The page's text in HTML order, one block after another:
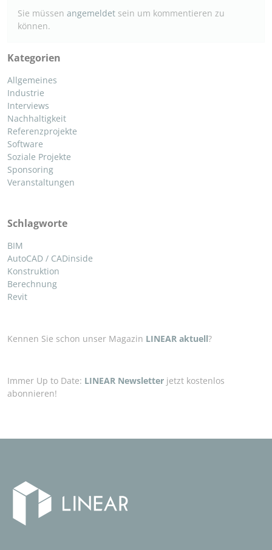
Sie müssen angemeldet sein um kommentieren zu
können.
Kategorien
Allgemeines
Industrie
Interviews
Nachhaltigkeit
Referenzprojekte
Software
Soziale Projekte
Sponsoring
Veranstaltungen
Schlagworte
BIM
AutoCAD / CADinside
Konstruktion
Berechnung
Revit
Kennen Sie schon unser Magazin LINEAR aktuell?
Immer Up to Date: LINEAR Newsletter jetzt kostenlos
abonnieren!